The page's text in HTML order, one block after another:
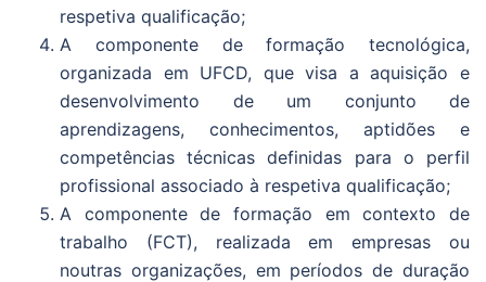
respetiva qualificação;
A componente de formação tecnológica,
organizada em UFCD, que visa a aquisição e
desenvolvimento de um conjunto de
aprendizagens, conhecimentos, aptidões e
competências técnicas definidas para o perfil
profissional associado à respetiva qualificação;
A componente de formação em contexto de
trabalho (FCT), realizada em empresas ou
noutras organizações, em períodos de duração